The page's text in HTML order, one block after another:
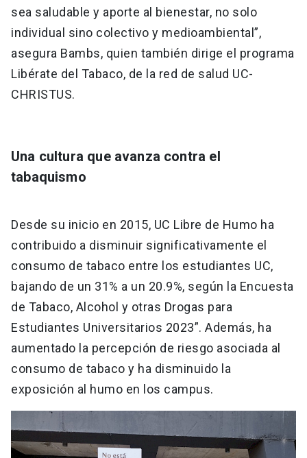
sea saludable y aporte al bienestar, no solo
individual sino colectivo y medioambiental”,
asegura Bambs, quien también dirige el programa
Libérate del Tabaco, de la red de salud UC-
CHRISTUS.
Una cultura que avanza contra el
tabaquismo
Desde su inicio en 2015, UC Libre de Humo ha
contribuido a disminuir significativamente el
consumo de tabaco entre los estudiantes UC,
bajando de un 31% a un 20.9%, según la Encuesta
de Tabaco, Alcohol y otras Drogas para
Estudiantes Universitarios 2023”. Además, ha
aumentado la percepción de riesgo asociada al
consumo de tabaco y ha disminuido la
exposición al humo en los campus.